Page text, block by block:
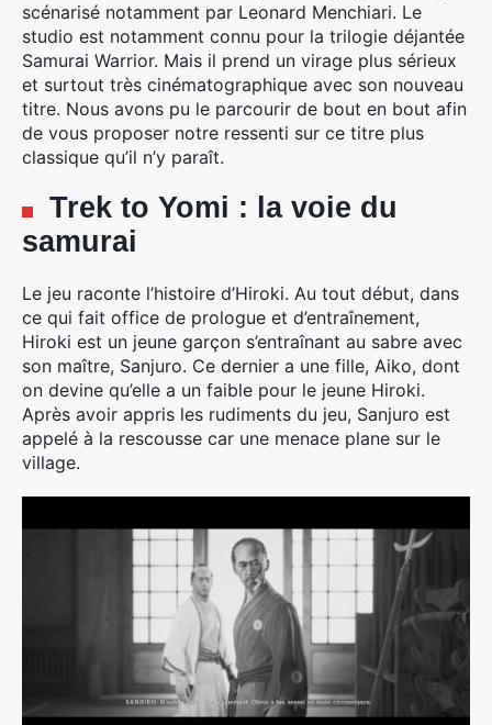
scénarisé notamment par Leonard Menchiari. Le
studio est notamment connu pour la trilogie déjantée
Samurai Warrior. Mais il prend un virage plus sérieux
et surtout très cinématographique avec son nouveau
titre. Nous avons pu le parcourir de bout en bout afin
de vous proposer notre ressenti sur ce titre plus
classique qu’il n’y paraît.
Trek to Yomi : la voie du
samurai
Le jeu raconte l’histoire d’Hiroki. Au tout début, dans
ce qui fait office de prologue et d’entraînement,
Hiroki est un jeune garçon s’entraînant au sabre avec
son maître, Sanjuro. Ce dernier a une fille, Aiko, dont
on devine qu’elle a un faible pour le jeune Hiroki.
Après avoir appris les rudiments du jeu, Sanjuro est
appelé à la rescousse car une menace plane sur le
village.